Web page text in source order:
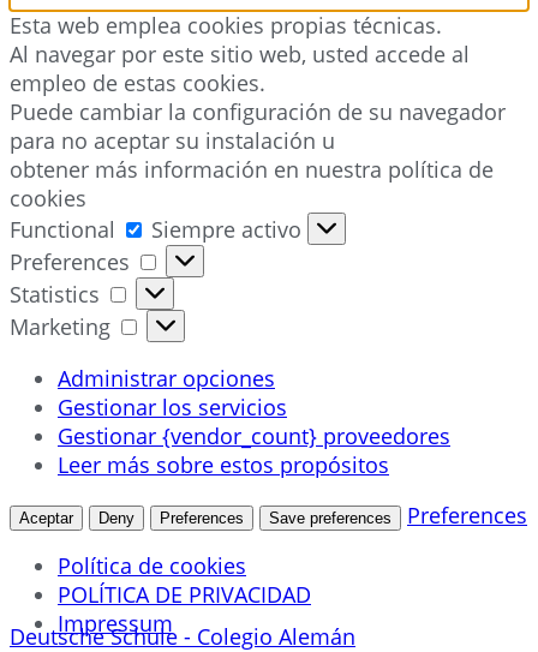
Esta web emplea cookies propias técnicas.
Al navegar por este sitio web, usted accede al
empleo de estas cookies.
Puede cambiar la configuración de su navegador
para no aceptar su instalación u
obtener más información en nuestra política de
cookies
Functional
Functional
Siempre activo
Preferences
Preferences
Statistics
Statistics
Marketing
Marketing
Administrar opciones
Gestionar los servicios
Gestionar {vendor_count} proveedores
Leer más sobre estos propósitos
Aceptar Deny Preferences Save preferences
Preferences
Política de cookies
POLÍTICA DE PRIVACIDAD
Impressum
Deutsche Schule - Colegio Alemán